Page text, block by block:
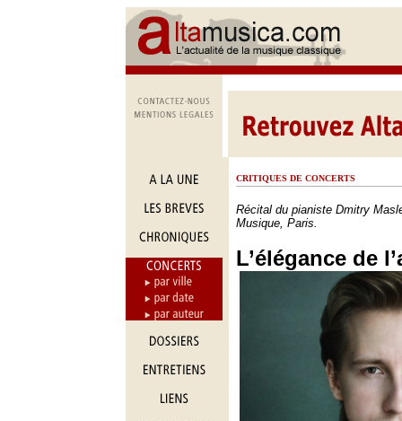
CRITIQUES DE CONCERTS
Récital du pianiste Dmitry
Musique, Paris.
L’élégance de